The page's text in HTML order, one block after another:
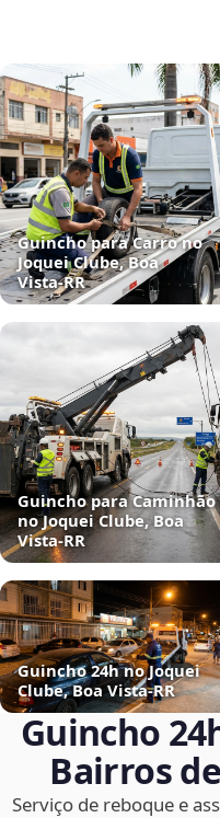
Guincho para Carro no
Joquei Clube, Boa
Vista‑RR
Guincho para Caminhão
no Joquei Clube, Boa
Vista‑RR
Guincho 24h no Joquei
Clube, Boa Vista‑RR
Guincho
Bairros
Serviço de reboque e